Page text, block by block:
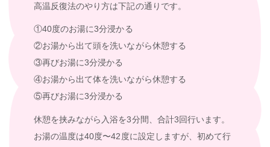
高温反復法のやり方は下記の通りです。
①40度のお湯に3分浸かる
②お湯から出て頭を洗いながら休憩する
③再びお湯に3分浸かる
④お湯から出て体を洗いながら休憩する
⑤再びお湯に3分浸かる
休憩を挟みながら入浴を3分間、合計3回行います。
お湯の温度は40度〜42度に設定しますが、初めて行